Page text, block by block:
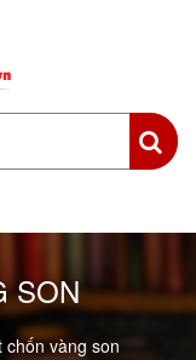
SON
chốn vàng son